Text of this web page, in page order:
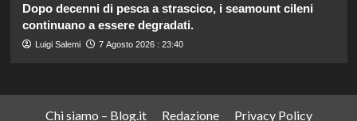
Dopo decenni di pesca a strascico, i seamount cileni
continuano a essere degradati.
Luigi Salemi 7 Agosto 2026 : 23:40
Chi siamo – Blog.it Redazione Privacy Policy